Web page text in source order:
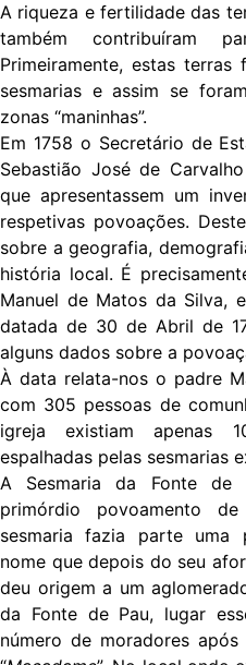
A riqueza e fertilidade das
também contribuíram
Primeiramente, estas
sesmarias e assim se
zonas “maninhas”.
Em 1758 o Secretário de
Sebastião José de
que apresentassem um
respetivas povoações.
sobre a geografia,
história local. É
Manuel de Matos da Silva,
datada de 30 de Abril de
alguns dados sobre a
À data relata-nos o padre
com 305 pessoas de
igreja existiam apenas
espalhadas pelas sesmarias
A Sesmaria da Fonte
primórdio povoamento
sesmaria fazia parte uma
nome que depois do seu
deu origem a um
da Fonte de Pau, lugar
número de moradores